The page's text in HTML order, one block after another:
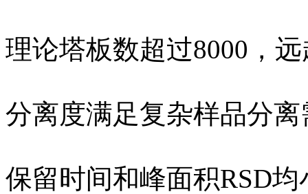
理论塔板数超过8000，
分离度满足复杂样品分离
保留时间和峰面积RSD均